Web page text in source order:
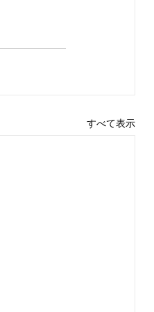
すべて表示